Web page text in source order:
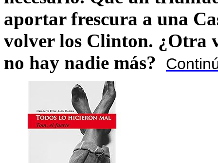
aportar frescura a una
volver los Clinton. ¿Otra
no hay nadie más?